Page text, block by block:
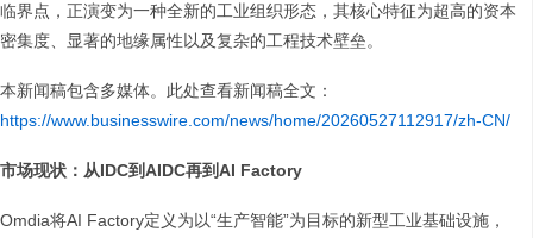
临界点，正演变为一种全新的工业组织形态，其核心特征为超高的资本
密集度、显著的地缘属性以及复杂的工程技术壁垒。
本新闻稿包含多媒体。此处查看新闻稿全文：
https://www.businesswire.com/news/home/20260527112917/zh-CN/
市场现状：从IDC到AIDC再到AI Factory
Omdia将AI Factory定义为以“生产智能”为目标的新型工业基础设施，